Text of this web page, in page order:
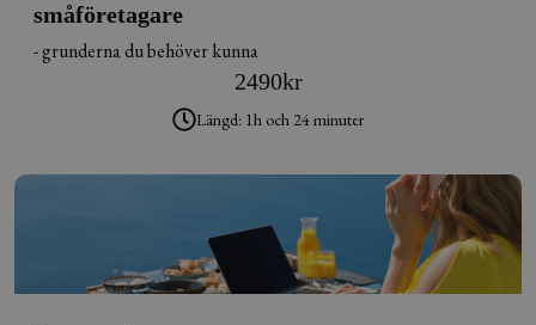
småföretagare
- grunderna du behöver kunna
2490kr
Längd: 1h och 24 minuter